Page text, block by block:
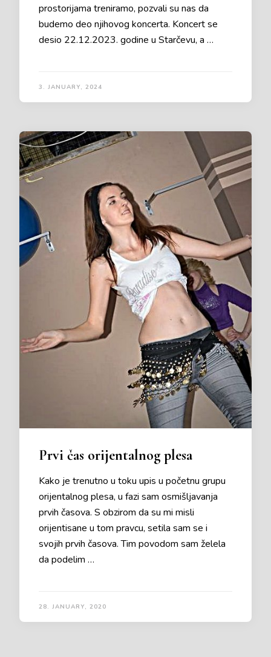
prostorijama treniramo, pozvali su nas da
budemo deo njihovog koncerta. Koncert se
desio 22.12.2023. godine u Starčevu, a …
3. JANUARY, 2024
Prvi čas orijentalnog plesa
Kako je trenutno u toku upis u početnu grupu
orijentalnog plesa, u fazi sam osmišljavanja
prvih časova. S obzirom da su mi misli
orijentisane u tom pravcu, setila sam se i
svojih prvih časova. Tim povodom sam želela
da podelim …
28. JANUARY, 2020